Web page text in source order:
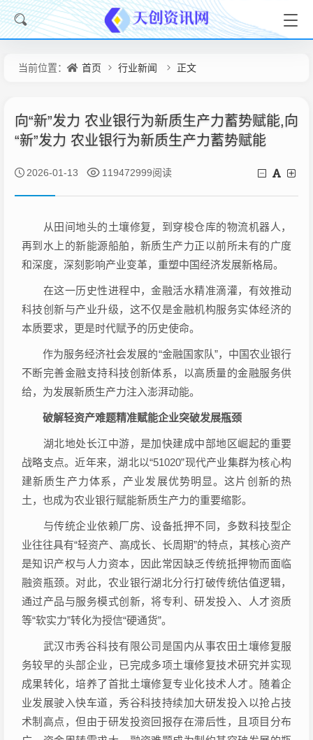
当前位置： 首页 行业新闻 正文
向“新”发力 农业银行为新质生产力蓄势赋能,向
“新”发力 农业银行为新质生产力蓄势赋能
2026-01-13 119472999阅读
从田间地头的土壤修复，到穿梭仓库的物流机器人，
再到水上的新能源船舶，新质生产力正以前所未有的广度
和深度，深刻影响产业变革，重塑中国经济发展新格局。
在这一历史性进程中，金融活水精准滴灌，有效推动
科技创新与产业升级，这不仅是金融机构服务实体经济的
本质要求，更是时代赋予的历史使命。
作为服务经济社会发展的“金融国家队”，中国农业银行
不断完善金融支持科技创新体系，以高质量的金融服务供
给，为发展新质生产力注入澎湃动能。
破解轻资产难题精准赋能企业突破发展瓶颈
湖北地处长江中游，是加快建成中部地区崛起的重要
战略支点。近年来，湖北以“51020”现代产业集群为核心构
建新质生产力体系，产业发展优势明显。这片创新的热
土，也成为农业银行赋能新质生产力的重要缩影。
与传统企业依赖厂房、设备抵押不同，多数科技型企
业往往具有“轻资产、高成长、长周期”的特点，其核心资产
是知识产权与人力资本，因此常因缺乏传统抵押物而面临
融资瓶颈。对此，农业银行湖北分行打破传统估值逻辑，
通过产品与服务模式创新，将专利、研发投入、人才资质
等“软实力”转化为授信“硬通货”。
武汉市秀谷科技有限公司是国内从事农田土壤修复服
务较早的头部企业，已完成多项土壤修复技术研究并实现
成果转化，培养了首批土壤修复专业化技术人才。随着企
业发展驶入快车道，秀谷科技持续加大研发投入以抢占技
术制高点，但由于研发投资回报存在滞后性，且项目分布